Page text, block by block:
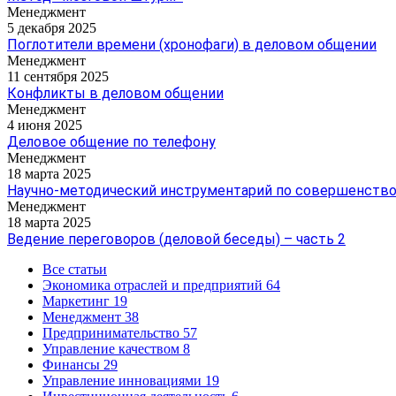
Менеджмент
5 декабря 2025
Поглотители времени (хронофаги) в деловом общении
Менеджмент
11 сентября 2025
Конфликты в деловом общении
Менеджмент
4 июня 2025
Деловое общение по телефону
Менеджмент
18 марта 2025
Научно-методический инструментарий по
Менеджмент
18 марта 2025
Ведение переговоров (деловой беседы) – часть 2
Все статьи
Экономика отраслей и предприятий 64
Маркетинг 19
Менеджмент 38
Предпринимательство 57
Управление качеством 8
Финансы 29
Управление инновациями 19